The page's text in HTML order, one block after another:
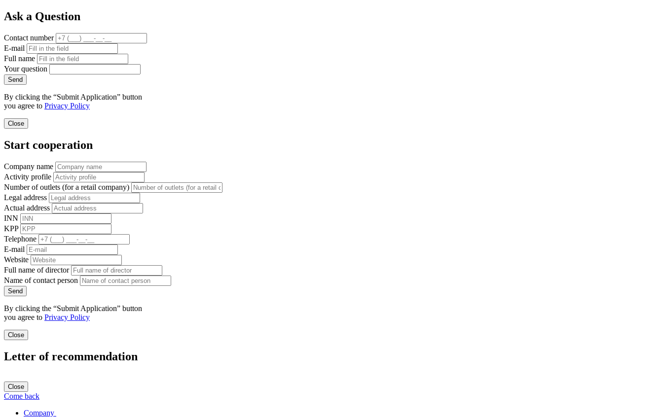
Ask a Question
Contact number
E-mail
Full name
Your question
Send
By clicking the “Submit Application” button
you agree to Privacy Policy
Close
Start cooperation
Company name
Activity profile
Number of outlets (for a retail company)
Legal address
Actual address
INN
KPP
Telephone
E-mail
Website
Full name of director
Name of contact person
Send
By clicking the “Submit Application” button
you agree to Privacy Policy
Close
Letter of recommendation
Close
Come back
Company